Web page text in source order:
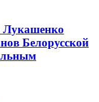
Лукашенко
Белорусской